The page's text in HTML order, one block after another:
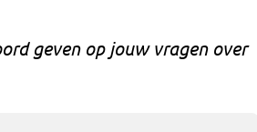
geven op jouw vragen over